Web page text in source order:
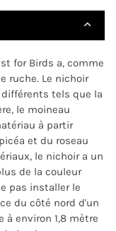
for Birds a, comme
ruche. Le nichoir
tels que la
le moineau
à partir
et du roseau
le nichoir a un
de la couleur
pas installer le
du côté nord d'un
à environ 1,8 mètre